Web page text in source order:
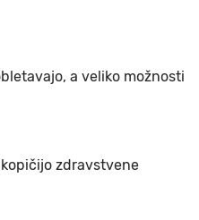
a veliko možnosti
zdravstvene